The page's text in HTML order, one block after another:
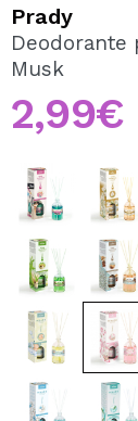
Creando un
acquisti
Prady
Deodorante
Musk
2,99€